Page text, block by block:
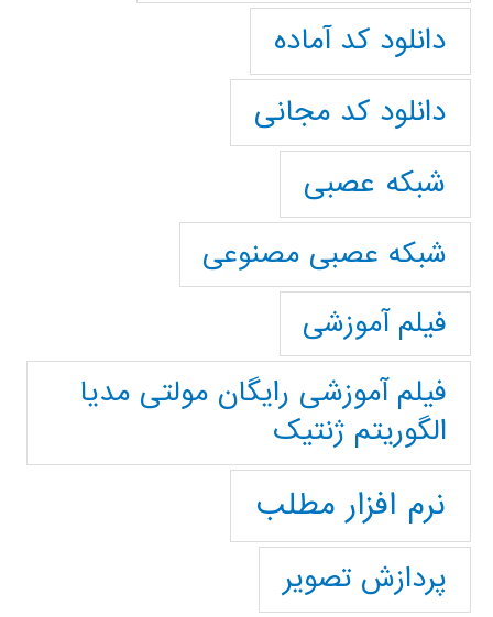
دانلود کد آماده
دانلود کد مجانی
شبکه عصبی
شبکه عصبی مصنوعی
فیلم آموزشی
فیلم آموزشی رایگان مولتی مدیا
الگوریتم ژنتیک
نرم افزار مطلب
پردازش تصویر